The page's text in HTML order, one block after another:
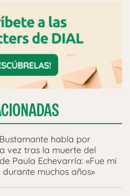
habla por
vez tras la muerte del
Paula Echevarría: «Fue mi
durante muchos años»